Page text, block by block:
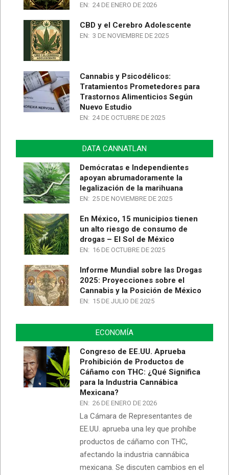
EN: 24 DE ENERO DE 2026
CBD y el Cerebro Adolescente
EN: 3 DE NOVIEMBRE DE 2025
Cannabis y Psicodélicos:
Tratamientos Prometedores para
Trastornos Alimenticios Según
Nuevo Estudio
EN: 24 DE OCTUBRE DE 2025
DATA CANNATLAN
Demócratas e Independientes
apoyan abrumadoramente la
legalización de la marihuana
EN: 25 DE NOVIEMBRE DE 2025
En México, 15 municipios tienen
un alto riesgo de consumo de
drogas – El Sol de México
EN: 16 DE OCTUBRE DE 2025
Informe Mundial sobre las Drogas
2025: Proyecciones sobre el
Cannabis y la Posición de México
EN: 15 DE JULIO DE 2025
ECONOMÍA
Congreso de EE.UU. Aprueba
Prohibición de Productos de
Cáñamo con THC: ¿Qué Significa
para la Industria Cannábica
Mexicana?
EN: 26 DE ENERO DE 2026
La Cámara de Representantes de
EE.UU. aprueba una ley que prohíbe
productos de cáñamo con THC,
afectando la industria cannábica
mexicana. Se discuten cambios en el